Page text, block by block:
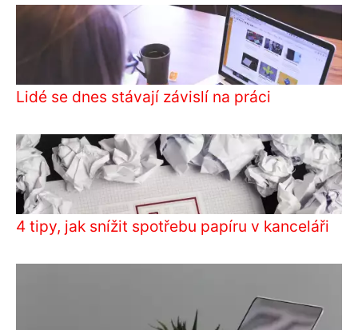
Lidé se dnes stávají závislí na práci
4 tipy, jak snížit spotřebu papíru v kanceláři